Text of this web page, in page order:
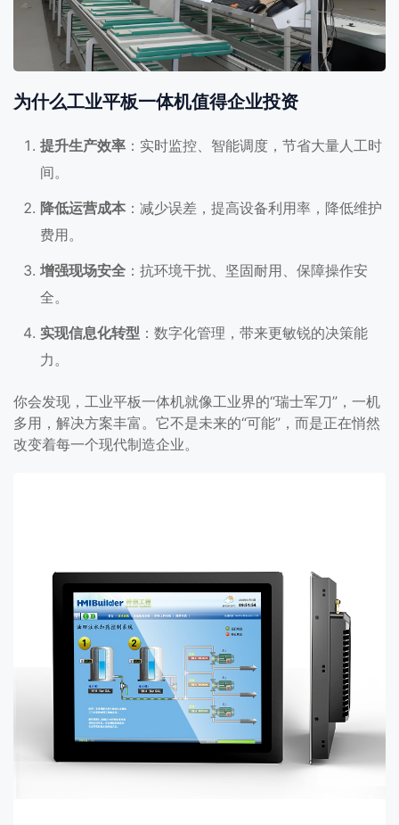
为什么工业平板一体机值得企业投资
提升生产效率 ：实时监控、智能调度，节省大量人工时
间。
降低运营成本 ：减少误差，提高设备利用率，降低维护
费用。
增强现场安全 ：抗环境干扰、坚固耐用、保障操作安
全。
实现信息化转型 ：数字化管理，带来更敏锐的决策能
力。
你会发现，工业平板一体机就像工业界的“瑞士军刀”，一机
多用，解决方案丰富。它不是未来的“可能”，而是正在悄然
改变着每一个现代制造企业。